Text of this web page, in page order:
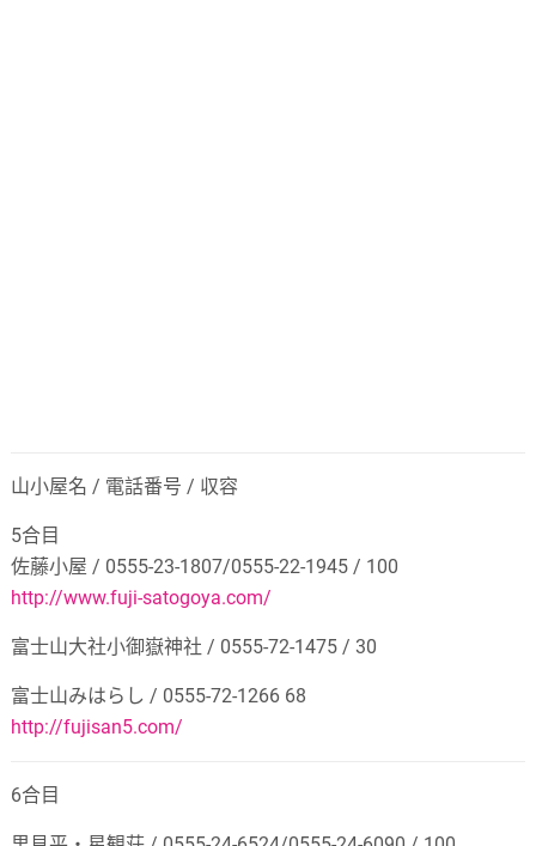
山小屋名 / 電話番号 / 収容
5合目
佐藤小屋 / 0555-23-1807/0555-22-1945 / 100
http://www.fuji-satogoya.com/
富士山大社小御嶽神社 / 0555-72-1475 / 30
富士山みはらし / 0555-72-1266 68
http://fujisan5.com/
6合目